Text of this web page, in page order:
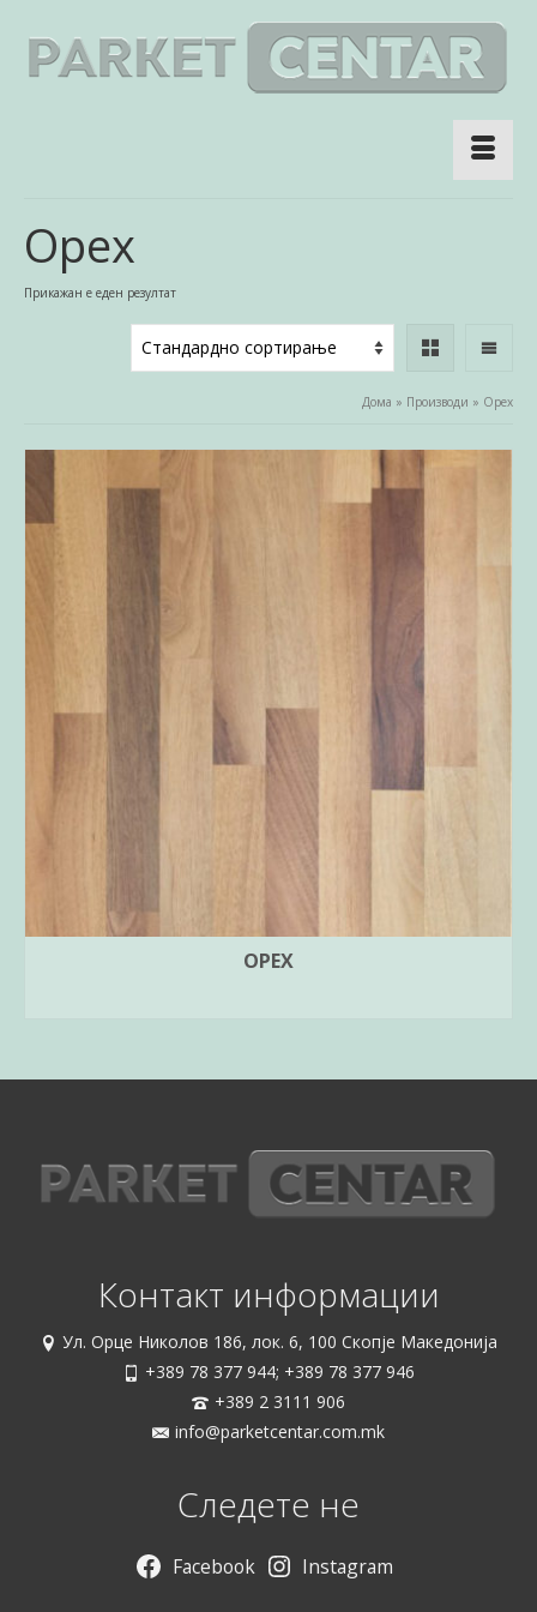
Opex
Прикажан е еден резултат
Дома » Производи » Opex
OPEX
Контакт информации
Ул. Орце Николов 186, лок. 6, 100 Скопје Македонија
+389 78 377 944; +389 78 377 946
+389 2 3111 906
info@parketcentar.com.mk
Следете не
Facebook Instagram